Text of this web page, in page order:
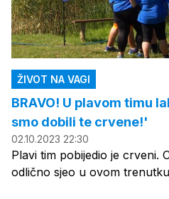
ŽIVOT NA VAGI
BRAVO! U plavom timu
smo dobili te crvene!'
02.10.2023 22:30
Plavi tim pobijedio je crveni.
odlično sjeo u ovom trenutku